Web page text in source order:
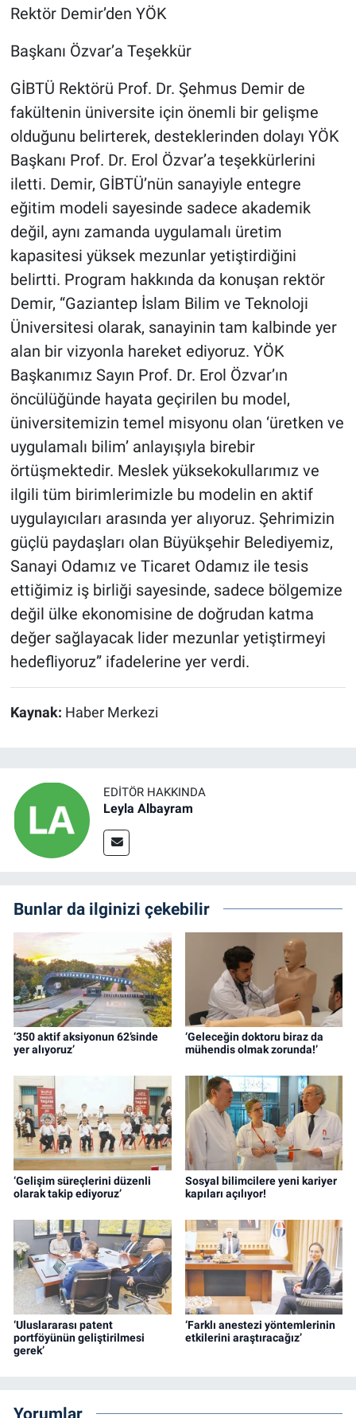
Rektör Demir’den YÖK
Başkanı Özvar’a Teşekkür
GİBTÜ Rektörü Prof. Dr. Şehmus Demir de
fakültenin üniversite için önemli bir gelişme
olduğunu belirterek, desteklerinden dolayı YÖK
Başkanı Prof. Dr. Erol Özvar’a teşekkürlerini
iletti. Demir, GİBTÜ’nün sanayiyle entegre
eğitim modeli sayesinde sadece akademik
değil, aynı zamanda uygulamalı üretim
kapasitesi yüksek mezunlar yetiştirdiğini
belirtti. Program hakkında da konuşan rektör
Demir, “Gaziantep İslam Bilim ve Teknoloji
Üniversitesi olarak, sanayinin tam kalbinde yer
alan bir vizyonla hareket ediyoruz. YÖK
Başkanımız Sayın Prof. Dr. Erol Özvar’ın
öncülüğünde hayata geçirilen bu model,
üniversitemizin temel misyonu olan ‘üretken ve
uygulamalı bilim’ anlayışıyla birebir
örtüşmektedir. Meslek yüksekokullarımız ve
ilgili tüm birimlerimizle bu modelin en aktif
uygulayıcıları arasında yer alıyoruz. Şehrimizin
güçlü paydaşları olan Büyükşehir Belediyemiz,
Sanayi Odamız ve Ticaret Odamız ile tesis
ettiğimiz iş birliği sayesinde, sadece bölgemize
değil ülke ekonomisine de doğrudan katma
değer sağlayacak lider mezunlar yetiştirmeyi
hedefliyoruz” ifadelerine yer verdi.
Kaynak: Haber Merkezi
EDITÖR HAKKINDA
Leyla Albayram
Bunlar da ilginizi çekebilir
‘350 aktif aksiyonun 62’sinde
yer alıyoruz’
‘Geleceğin doktoru biraz da
mühendis olmak zorunda!’
‘Gelişim süreçlerini düzenli
olarak takip ediyoruz’
Sosyal bilimcilere yeni kariyer
kapıları açılıyor!
‘Uluslararası patent
portföyünün geliştirilmesi
gerek’
‘Farklı anestezi yöntemlerinin
etkilerini araştıracağız’
Yorumlar